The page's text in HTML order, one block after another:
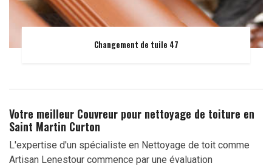
Changement de tuile 47
Votre meilleur Couvreur pour nettoyage de toiture en
Saint Martin Curton
L'expertise d'un spécialiste en Nettoyage de toit comme
Artisan Lenestour commence par une évaluation